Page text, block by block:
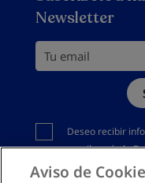
Política de
Política de privacidad
Mapa del sitio
Newsletter
Tu email
Debes aceptar la
Deseo recibir
email según la
Aviso de